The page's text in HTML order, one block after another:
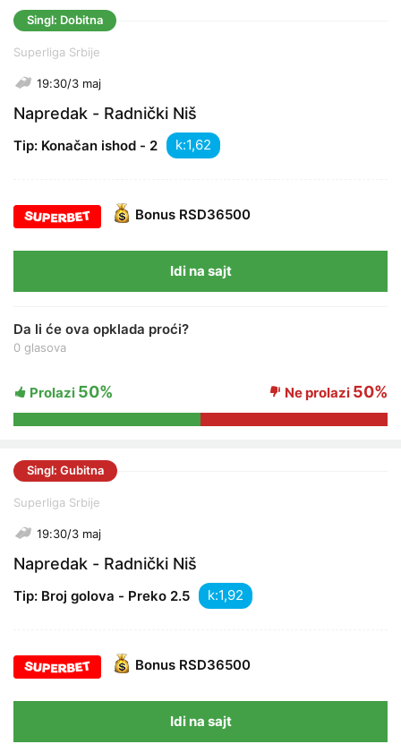
Singl: Dobitna
Superliga Srbije
19:30/3 maj
Napredak - Radnički Niš
Tip: Konačan ishod - 2 k:
Bonus RSD36500
Idi na sajt
Da li će ova opklada proći?
0 glasova
Prolazi 50% Ne prolazi 50%
Singl: Gubitna
Superliga Srbije
19:30/3 maj
Napredak - Radnički Niš
Tip: Broj golova - Preko 2.5 k:
Bonus RSD36500
Idi na sajt